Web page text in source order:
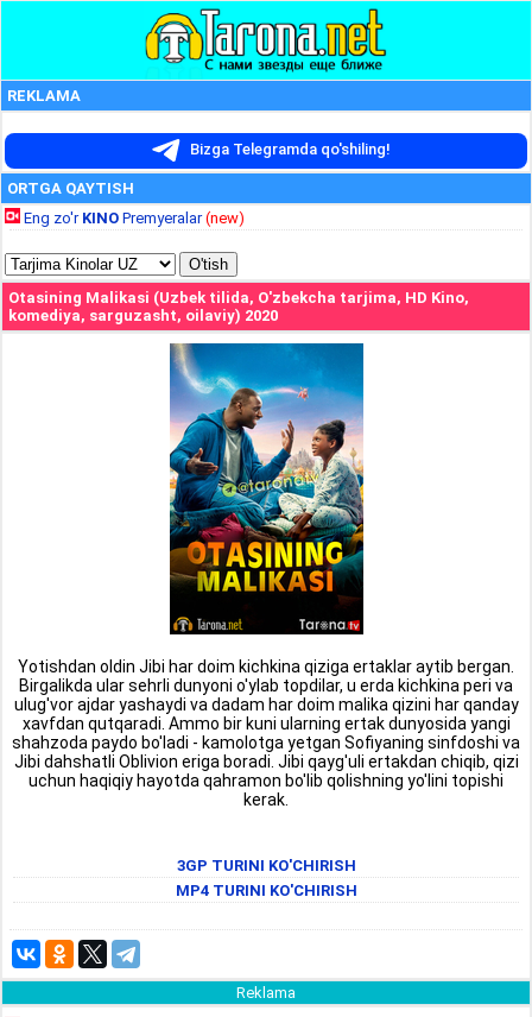
REKLAMA
Bizga Telegramda qo'shiling!
ORTGA QAYTISH
Eng zo'r KINO Premyeralar(new)
Otasining Malikasi (Uzbek tilida, O'zbekcha tarjima, HD Kino,
komediya, sarguzasht, oilaviy) 2020
Yotishdan oldin Jibi har doim kichkina qiziga ertaklar aytib bergan.
Birgalikda ular sehrli dunyoni o'ylab topdilar, u erda kichkina peri va
ulug'vor ajdar yashaydi va dadam har doim malika qizini har qanday
xavfdan qutqaradi. Ammo bir kuni ularning ertak dunyosida yangi
shahzoda paydo bo'ladi - kamolotga yetgan Sofiyaning sinfdoshi va
Jibi dahshatli Oblivion eriga boradi. Jibi qayg'uli ertakdan chiqib, qizi
uchun haqiqiy hayotda qahramon bo'lib qolishning yo'lini topishi
kerak.
3GP TURINI KO'CHIRISH
MP4 TURINI KO'CHIRISH
Reklama